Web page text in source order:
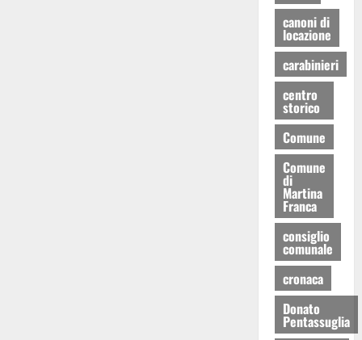
canoni di
locazione
carabinieri
centro
storico
Comune
Comune
di
Martina
Franca
consiglio
comunale
cronaca
Donato
Pentassuglia